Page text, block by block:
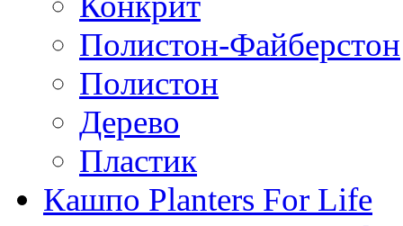
Полистон-Файберстон
Полистон
Дерево
Пластик
Кашпо Planters For Life